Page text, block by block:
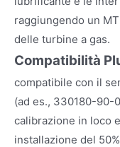
raggiungendo un
delle turbine a gas.
Compatibilità
compatibile con il
(ad es., 330180-90-
calibrazione in loco
installazione del